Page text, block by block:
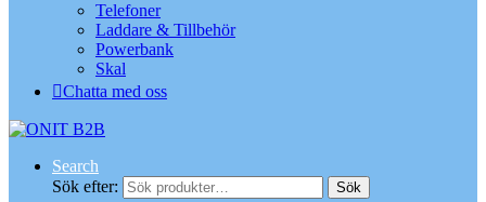
Telefoner
Laddare & Tillbehör
Powerbank
Skal
Chatta med oss
Search
Sök efter:
Sök